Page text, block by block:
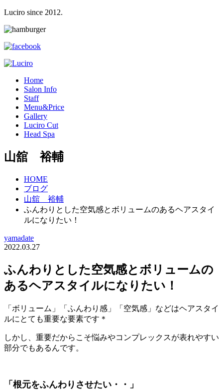
Luciro since 2012.
Home
Salon Info
Staff
Menu&Price
Gallery
Luciro Cut
Head Spa
山舘 裕輔
HOME
ブログ
山舘 裕輔
ふんわりとした空気感とボリュームのあるヘアスタイ
ルになりたい！
yamadate
2022.03.27
ふんわりとした空気感とボリュームの
あるヘアスタイルになりたい！
「ボリューム」「ふんわり感」「空気感」などはヘアスタイ
ルにとても重要な要素です＊
しかし、重要だからこそ悩みやコンプレックスが表れやすい
部分でもあるんです。
「根元をふんわりさせたい・・」